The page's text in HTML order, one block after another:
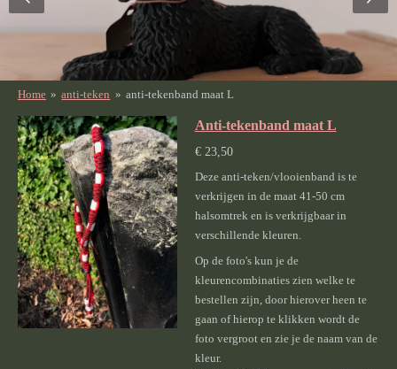
Home » anti-teken » anti-tekenband maat L
Anti-tekenband maat L
€ 23,50
Deze anti-teken/vlooienband is te
verkrijgen in de maat 41-50 cm
halsomtrek en is verkrijgbaar in
verschillende kleuren.
Op de foto's kun je de
kleurencombinaties zien welke te
bestellen zijn, door hierover heen te
gaan of hierop te klikken wordt de
foto vergroot en zie je de naam van de
kleur.